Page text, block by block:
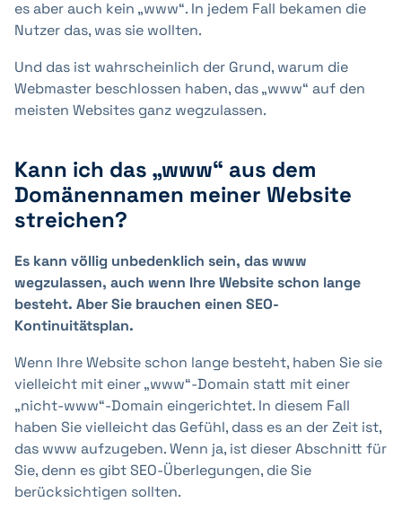
es aber auch kein „www“. In jedem Fall bekamen die
Nutzer das, was sie wollten.
Und das ist wahrscheinlich der Grund, warum die
Webmaster beschlossen haben, das „www“ auf den
meisten Websites ganz wegzulassen.
Kann ich das „www“ aus dem
Domänennamen meiner Website
streichen?
Es kann völlig unbedenklich sein, das www
wegzulassen, auch wenn Ihre Website schon lange
besteht. Aber Sie brauchen einen SEO-
Kontinuitätsplan.
Wenn Ihre Website schon lange besteht, haben Sie sie
vielleicht mit einer „www“-Domain statt mit einer
„nicht-www“-Domain eingerichtet. In diesem Fall
haben Sie vielleicht das Gefühl, dass es an der Zeit ist,
das www aufzugeben. Wenn ja, ist dieser Abschnitt für
Sie, denn es gibt SEO-Überlegungen, die Sie
berücksichtigen sollten.